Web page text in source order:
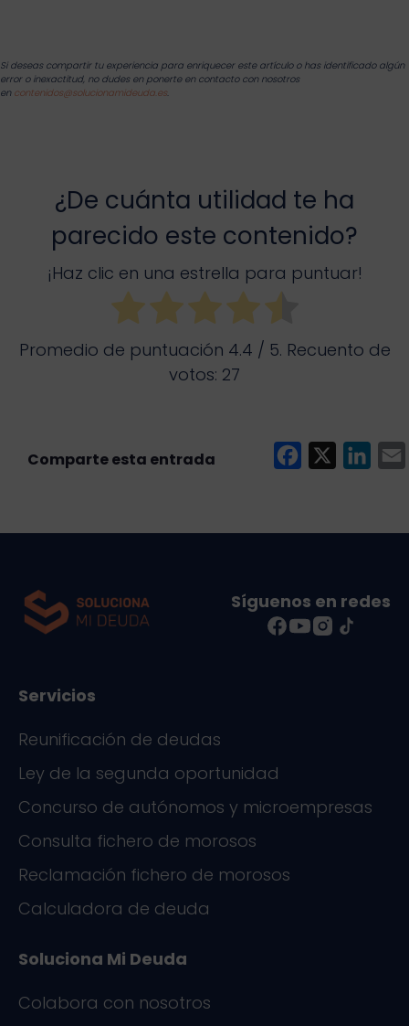
Si deseas compartir tu experiencia para enriquecer este artículo o has identificado algún
error o inexactitud, no dudes en ponerte en contacto con nosotros
en contenidos@solucionamideuda.es.
¿De cuánta utilidad te ha
parecido este contenido?
¡Haz clic en una estrella para puntuar!
Promedio de puntuación 4.4 / 5. Recuento de
votos: 27
e
o
k
i
Síguenos en redes
Servicios
Reunificación de deudas
Ley de la segunda oportunidad
Concurso de autónomos y microempresas
Consulta fichero de morosos
Reclamación fichero de morosos
Calculadora de deuda
Soluciona Mi Deuda
Colabora con nosotros